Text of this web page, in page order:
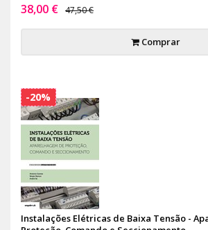
38,00 € 47,50 €
Comprar
Instalações Elétricas de Baixa Tensão -
-20%